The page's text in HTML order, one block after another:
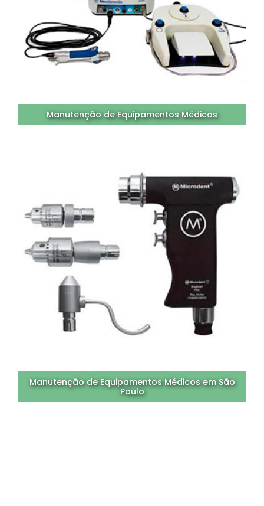
Manutenção de Equipamentos Médicos
Manutenção de Equipamentos Médicos em São
Paulo